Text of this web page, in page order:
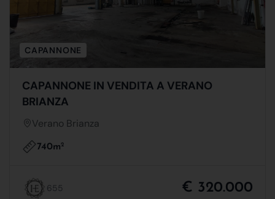
CAPANNONE
CAPANNONE IN VENDITA A VERANO
BRIANZA
Verano Brianza
740m2
655 € 320.000